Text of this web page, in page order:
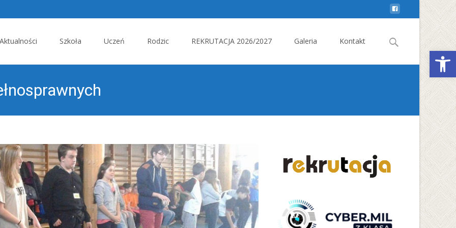
Aktualności Szkoła Uczeń Rodzic REKRUTACJA 2026/2027 Galeria Kontakt
Search